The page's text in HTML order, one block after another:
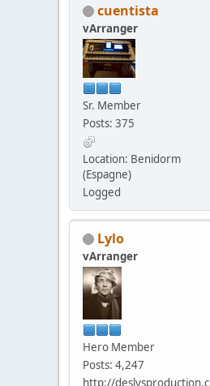
cuentista
vArranger
Sr. Member
Posts: 375
Location: Benidorm
(Espagne)
Logged
Lylo
vArranger
Hero Member
Posts: 4,247
http://deslysproduction.c